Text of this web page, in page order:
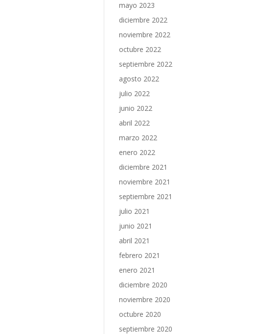
mayo 2023
diciembre 2022
noviembre 2022
octubre 2022
septiembre 2022
agosto 2022
julio 2022
junio 2022
abril 2022
marzo 2022
enero 2022
diciembre 2021
noviembre 2021
septiembre 2021
julio 2021
junio 2021
abril 2021
febrero 2021
enero 2021
diciembre 2020
noviembre 2020
octubre 2020
septiembre 2020